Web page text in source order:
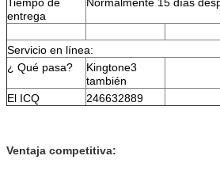
entrega
Servicio en línea:
¿ Qué pasa?
Kingtone3
también
El ICQ
246632889
Ventaja competitiva: